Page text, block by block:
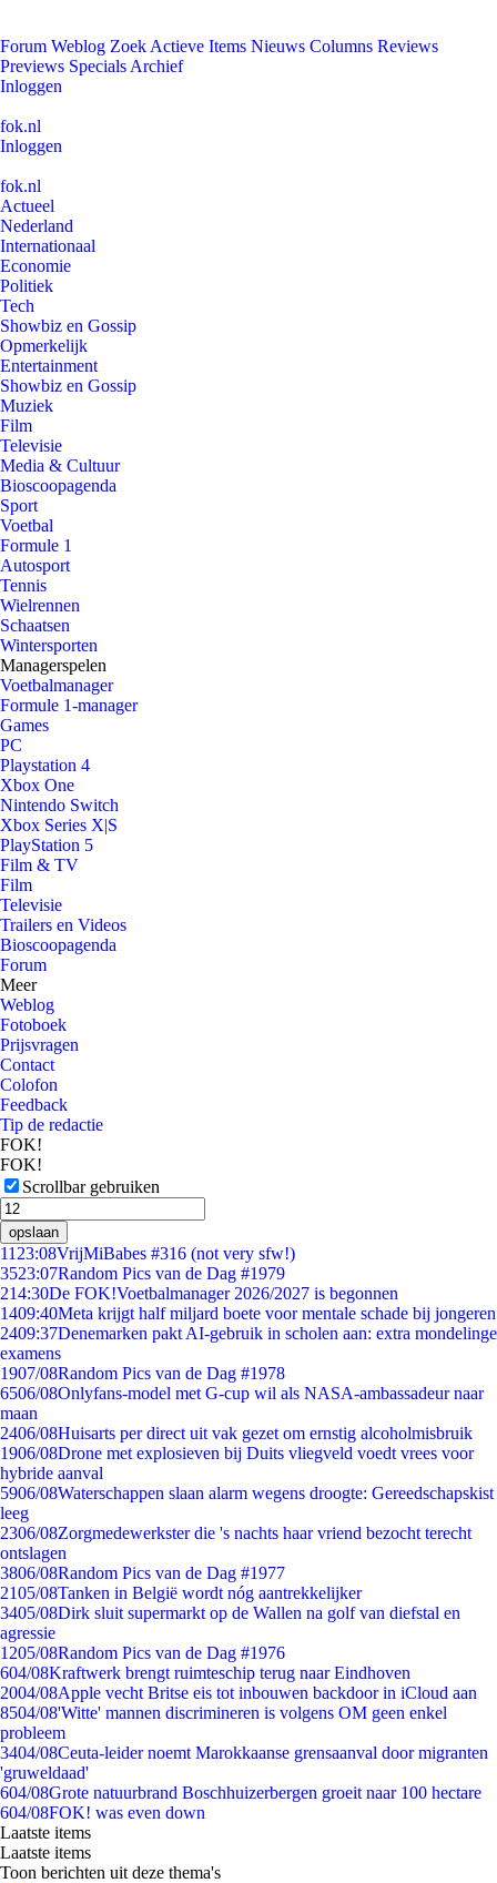
Forum Weblog Zoek Actieve Items Nieuws Columns Reviews
Previews Specials Archief
Inloggen
fok.nl
Inloggen
fok.nl
Actueel
Nederland
Internationaal
Economie
Politiek
Tech
Showbiz en Gossip
Opmerkelijk
Entertainment
Showbiz en Gossip
Muziek
Film
Televisie
Media & Cultuur
Bioscoopagenda
Sport
Voetbal
Formule 1
Autosport
Tennis
Wielrennen
Schaatsen
Wintersporten
Managerspelen
Voetbalmanager
Formule 1-manager
Games
PC
Playstation 4
Xbox One
Nintendo Switch
Xbox Series X|S
PlayStation 5
Film & TV
Film
Televisie
Trailers en Videos
Bioscoopagenda
Forum
Meer
Weblog
Fotoboek
Prijsvragen
Contact
Colofon
Feedback
Tip de redactie
FOK!
FOK!
Scrollbar gebruiken
opslaan
11 23:08VrijMiBabes #316 (not very sfw!)
3523:07Random Pics van de Dag #1979
214:30De FOK!Voetbalmanager 2026/2027 is begonnen
1409:40Meta krijgt half miljard boete voor mentale schade bij jongeren
2409:37Denemarken pakt AI-gebruik in scholen aan: extra mondelinge
examens
1907/08Random Pics van de Dag #1978
6506/08Onlyfans-model met G-cup wil als NASA-ambassadeur naar
maan
2406/08Huisarts per direct uit vak gezet om ernstig alcoholmisbruik
1906/08Drone met explosieven bij Duits vliegveld voedt vrees voor
hybride aanval
5906/08Waterschappen slaan alarm wegens droogte: Gereedschapskist
leeg
2306/08Zorgmedewerkster die 's nachts haar vriend bezocht terecht
ontslagen
3806/08Random Pics van de Dag #1977
2105/08Tanken in België wordt nóg aantrekkelijker
3405/08Dirk sluit supermarkt op de Wallen na golf van diefstal en
agressie
1205/08Random Pics van de Dag #1976
604/08Kraftwerk brengt ruimteschip terug naar Eindhoven
2004/08Apple vecht Britse eis tot inbouwen backdoor in iCloud aan
8504/08'Witte' mannen discrimineren is volgens OM geen enkel
probleem
3404/08Ceuta-leider noemt Marokkaanse grensaanval door migranten
'gruweldaad'
604/08Grote natuurbrand Boschhuizerbergen groeit naar 100 hectare
604/08FOK! was even down
Laatste items
Laatste items
Toon berichten uit deze thema's